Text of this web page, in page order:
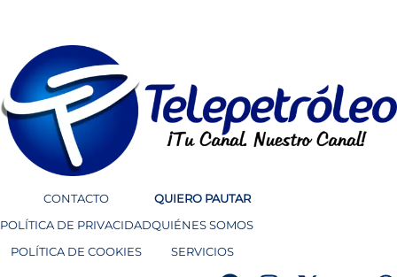
CONTACTO
POLÍTICA DE PRIVACIDAD
POLÍTICA DE COOKIES
QUIERO PAUTAR
QUIÉNES SOMOS
SERVICIOS